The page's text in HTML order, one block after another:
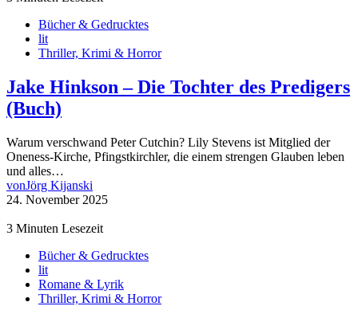
Bücher & Gedrucktes
lit
Thriller, Krimi & Horror
Jake Hinkson – Die Tochter des Predigers
(Buch)
Warum verschwand Peter Cutchin? Lily Stevens ist Mitglied der
Oneness-Kirche, Pfingstkirchler, die einem strengen Glauben leben
und alles…
vonJörg Kijanski
24. November 2025
3 Minuten Lesezeit
Bücher & Gedrucktes
lit
Romane & Lyrik
Thriller, Krimi & Horror